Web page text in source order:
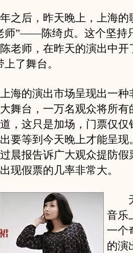
后，昨天晚上，上海的
师”——陈绮贞。这个坚持
老师，在昨天的演出中开
了舞台。
的演出市场呈现出一种
舞台，一万名观众将所有
，这只是加场，门票仅仅
要等到今天晚上才能呈现
晨报告诉广大观众提防假
现假票的几率非常大。
无
音乐
一个
的演